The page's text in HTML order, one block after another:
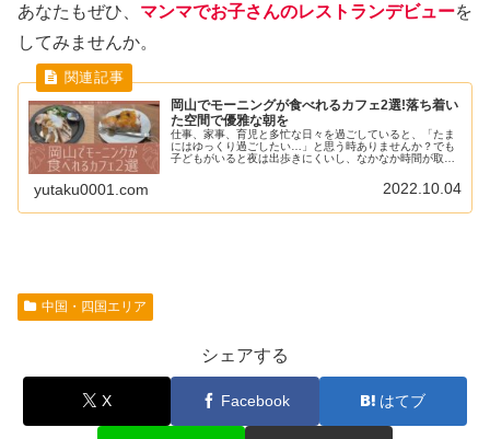
あなたもぜひ、 マンマでお子さんのレストランデビューを
してみませんか。
岡山でモーニングが食べれるカフェ2選!落ち着い
た空間で優雅な朝を
仕事、家事、育児と多忙な日々を過ごしていると、「たま
にはゆっくり過ごしたい…」と思う時ありませんか？でも
子どもがいると夜は出歩きにくいし、なかなか時間が取れ
yutaku0001.com 2022.10.04
中国・四国エリア
シェアする
X Facebook はてブ